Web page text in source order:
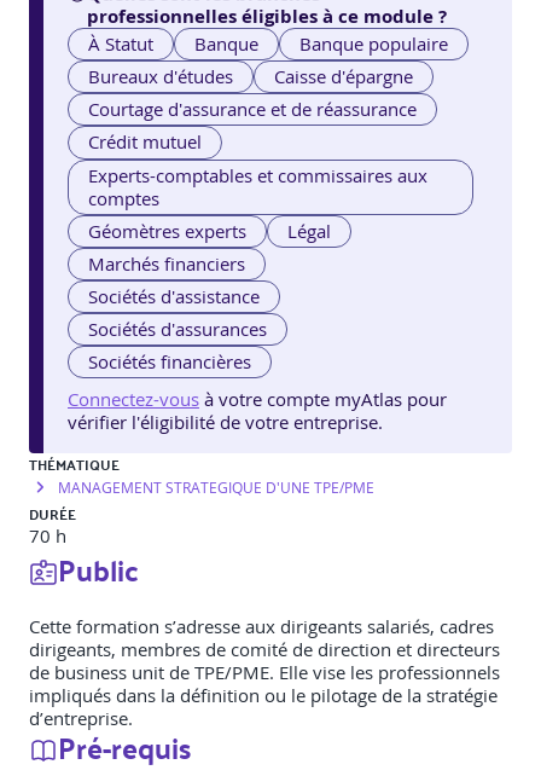
professionnelles éligibles à ce module ?
À Statut Banque
Banque populaire
Bureaux d'études
Caisse d'épargne
Courtage d'assurance et de réassurance
Crédit mutuel
Experts-comptables et commissaires aux
comptes
Géomètres experts
Légal
Marchés financiers
Sociétés d'assistance
Sociétés d'assurances
Sociétés financières
Connectez-vous à votre compte myAtlas pour
vérifier l'éligibilité de votre entreprise.
THÉMATIQUE
MANAGEMENT STRATEGIQUE D'UNE TPE/PME
DURÉE
70 h
Public
Cette formation s’adresse aux dirigeants salariés, cadres
dirigeants, membres de comité de direction et directeurs
de business unit de TPE/PME. Elle vise les professionnels
impliqués dans la définition ou le pilotage de la stratégie
d’entreprise.
Pré-requis